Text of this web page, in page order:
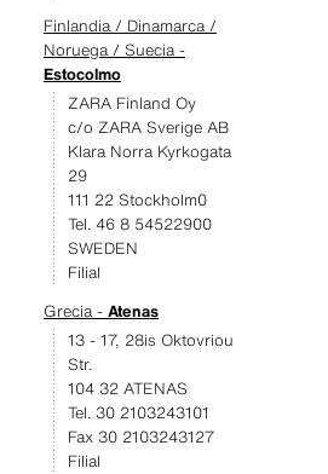
Finlandia / Dinamarca /
Noruega / Suecia -
Estocolmo
ZARA Finland Oy
c/o ZARA Sverige AB
Klara Norra Kyrkogata
29
111 22 Stockholm0
Tel. 46 8 54522900
SWEDEN
Filial
Grecia - Atenas
13 - 17, 28is Oktovriou
Str.
104 32 ATENAS
Tel. 30 2103243101
Fax 30 2103243127
Filial